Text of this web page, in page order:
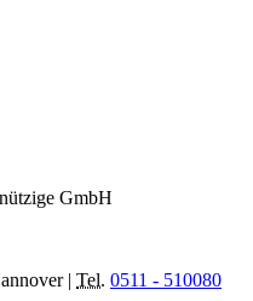
GmbH
| Tel. 0511 - 510080